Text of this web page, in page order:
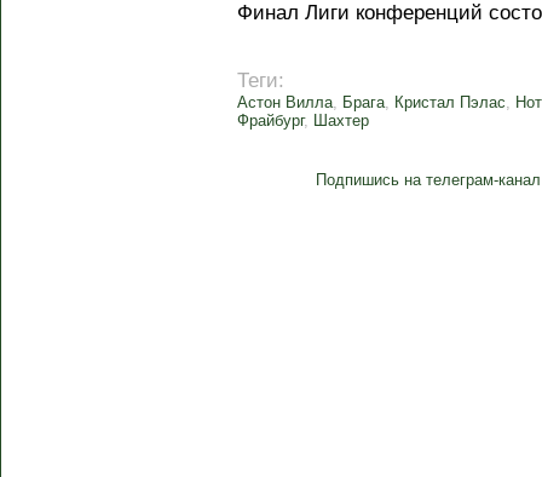
Финал Лиги конференций
Теги:
Астон Вилла, Брага, Кристал Пэлас,
Фрайбург, Шахтер
Подпишись на телеграм-